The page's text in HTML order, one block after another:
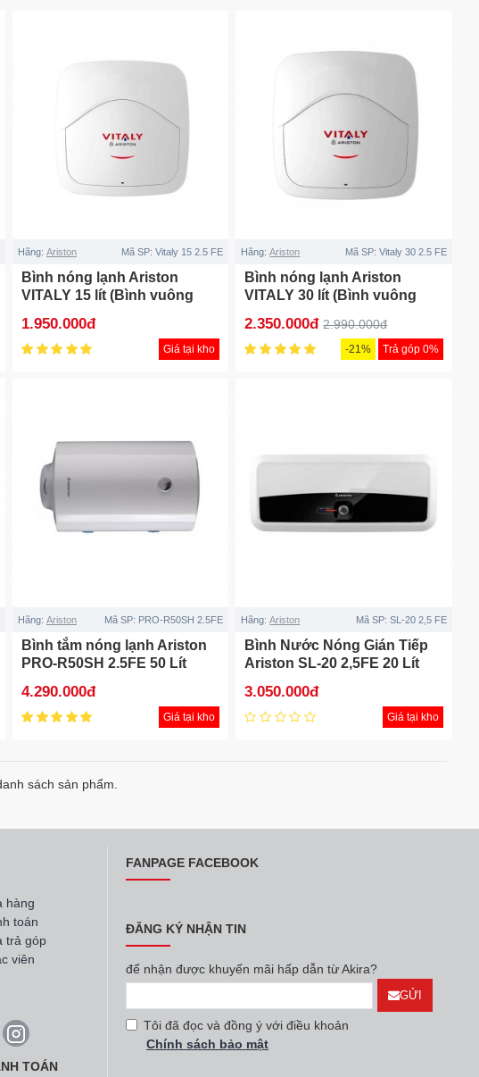
Hãng: Ariston Mã SP: Vitaly 15 2.5 FE
Bình nóng lạnh Ariston
VITALY 15 lít (Bình vuông
1.950.000đ
Giá tại kho
Hãng: Ariston Mã SP: Vitaly 30 2.5 FE
Bình nóng lạnh Ariston
VITALY 30 lít (Bình vuông
2.350.000đ 2.990.000đ
-21% Trả góp 0%
Hãng: Ariston Mã SP: PRO-R50SH 2.5FE
Bình tắm nóng lạnh Ariston
PRO-R50SH 2.5FE 50 Lít
4.290.000đ
Giá tại kho
Hãng: Ariston Mã SP: SL-20 2,5 FE
Bình Nước Nóng Gián Tiếp
Ariston SL-20 2,5FE 20 Lít
3.050.000đ
Giá tại kho
sách sản phẩm.
hàng
toán
trả góp
viên
TOÁN
FANPAGE FACEBOOK
ĐĂNG KÝ NHẬN TIN
để nhận được khuyến mãi hấp dẫn từ Akira?
GỬI
Tôi đã đọc và đồng ý với điều khoản
Chính sách bảo mật